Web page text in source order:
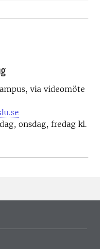
via videomöte
onsdag, fredag kl.